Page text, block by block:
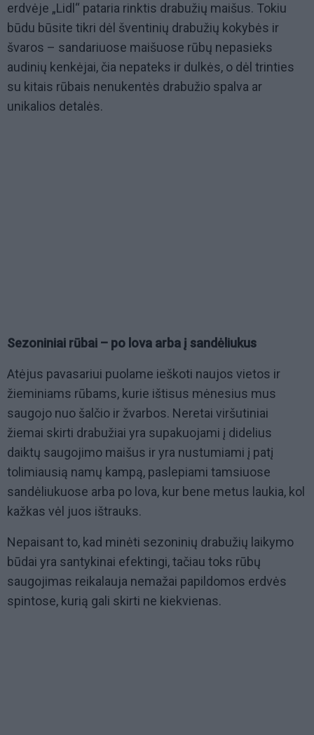
erdvėje „Lidl“ pataria rinktis drabužių maišus. Tokiu
būdu būsite tikri dėl šventinių drabužių kokybės ir
švaros – sandariuose maišuose rūbų nepasieks
audinių kenkėjai, čia nepateks ir dulkės, o dėl trinties
su kitais rūbais nenukentės drabužio spalva ar
unikalios detalės.
Sezoniniai rūbai – po lova arba į sandėliukus
Atėjus pavasariui puolame ieškoti naujos vietos ir
žieminiams rūbams, kurie ištisus mėnesius mus
saugojo nuo šalčio ir žvarbos. Neretai viršutiniai
žiemai skirti drabužiai yra supakuojami į didelius
daiktų saugojimo maišus ir yra nustumiami į patį
tolimiausią namų kampą, paslepiami tamsiuose
sandėliukuose arba po lova, kur bene metus laukia, kol
kažkas vėl juos ištrauks.
Nepaisant to, kad minėti sezoninių drabužių laikymo
būdai yra santykinai efektingi, tačiau toks rūbų
saugojimas reikalauja nemažai papildomos erdvės
spintose, kurią gali skirti ne kiekvienas.